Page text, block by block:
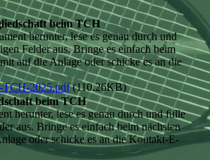
beim TCH
herunter, lese es genau durch und
Felder aus. Bringe es einfach beim
auf die Anlage oder schicke es an die
TCH-2025.pdf(110.26KB)
beim TCH
herunter, lese es genau durch und fülle
aus. Bringe es einfach beim nächsten
oder schicke es an die Kontakt-E-